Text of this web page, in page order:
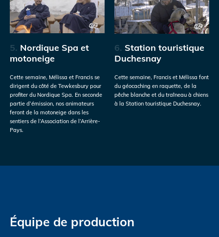
5. Nordique Spa et
motoneige
Cette semaine, Mélissa et Francis se
dirigent du côté de Tewkesbury pour
profiter du Nordique Spa. En seconde
partie d’émission, nos animateurs
feront de la motoneige dans les
sentiers de l’Association de l’Arrière-
Pays.
6. Station touristique
Duchesnay
Cette semaine, Francis et Mélissa font
du géocaching en raquette, de la
pêche blanche et du traîneau à chiens
à la Station touristique Duchesnay.
Équipe de production